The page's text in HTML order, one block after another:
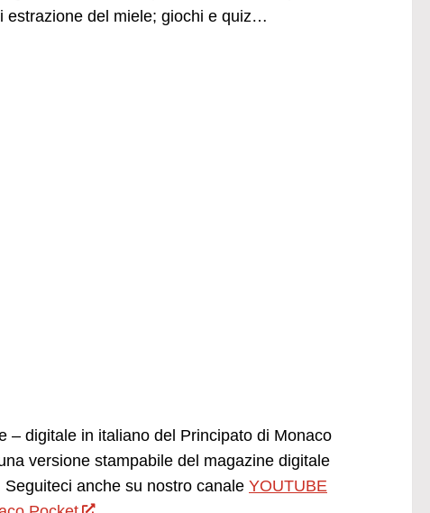
estrazione del miele; giochi e quiz…
digitale in italiano del Principato di Monaco
versione stampabile del magazine digitale
anche su nostro canale YOUTUBE